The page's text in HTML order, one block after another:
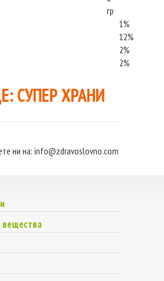
гр
1%
12%
2%
2%
СУПЕР ХРАНИ
ни на: info@zdravoslovno.com
вещества